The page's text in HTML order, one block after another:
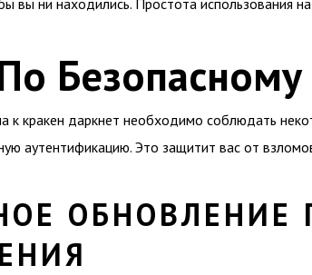
вы ни находились. Простота использования
Безопасному
к кракен даркнет необходимо соблюдать
аутентификацию. Это защитит вас от
ОБНОВЛЕНИЕ